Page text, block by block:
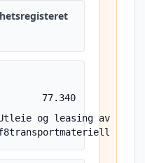
77.340
og leasing av